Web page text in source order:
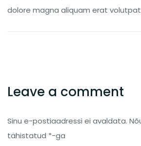
dolore magna aliquam erat
Leave a comment
Sinu e-postiaadressi ei avaldata.
tähistatud *-ga